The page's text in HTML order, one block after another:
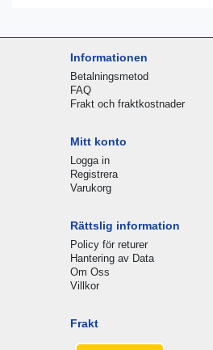
Informationen
Betalningsmetod
FAQ
Frakt och fraktkostnader
Mitt konto
Logga in
Registrera
Varukorg
Rättslig information
Policy för returer
Hantering av Data
Om Oss
Villkor
Frakt